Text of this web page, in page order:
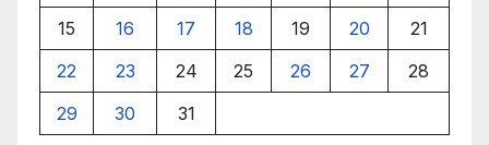
15
16 17 18 19 20
21
22
23 24 25 26 27
28
29
30 31